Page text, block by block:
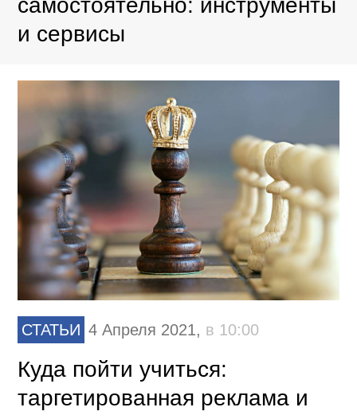
самостоятельно: инструменты
и сервисы
СТАТЬИ 4 Апреля 2021, в 10:00
Куда пойти учиться:
таргетированная реклама и